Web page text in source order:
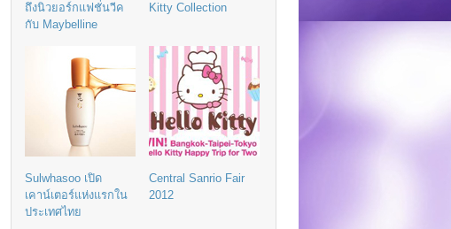
ถึงนิวยอร์กแฟชั่นวีค
กับ Maybelline
Kitty Collection
Sulwhasoo เปิด
เคาน์เตอร์แห่งแรกใน
ประเทศไทย
Central Sanrio Fair
2012